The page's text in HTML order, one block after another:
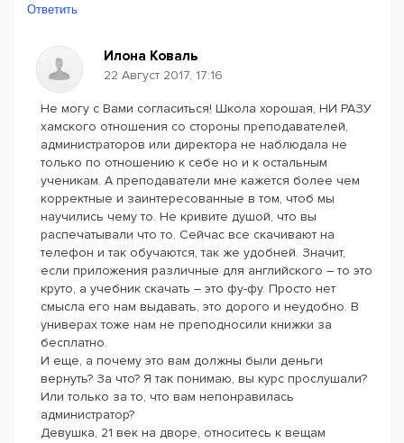
Ответить
Илона Коваль
22 Август 2017, 17:16
Не могу с Вами согласиться! Школа хорошая, НИ РАЗУ
хамского отношения со стороны преподавателей,
администраторов или директора не наблюдала не
только по отношению к себе но и к остальным
ученикам. А преподаватели мне кажется более чем
корректные и заинтересованные в том, чтоб мы
научились чему то. Не кривите душой, что вы
распечатывали что то. Сейчас все скачивают на
телефон и так обучаются, так же удобней. Значит,
если приложения различные для английского – то это
круто, а учебник скачать – это фу-фу. Просто нет
смысла его нам выдавать, это дорого и неудобно. В
универах тоже нам не преподносили книжки за
бесплатно.
И еще, а почему это вам должны были деньги
вернуть? За что? Я так понимаю, вы курс прослушали?
Или только за то, что вам непонравилась
администратор?
Девушка, 21 век на дворе, относитесь к вещам